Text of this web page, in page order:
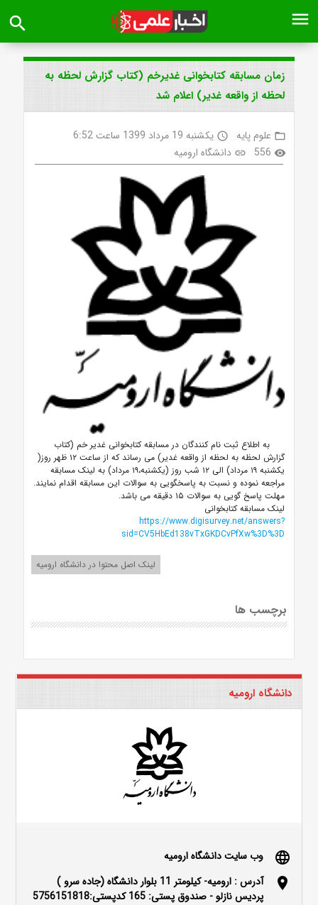
menu
search
زمان مسابقه کتابخوانی غدیرخم (کتاب گزارش لحظه به
لحظه از واقعه غدیر) اعلام شد
folder_open علوم پایه access_time یکشنبه 19 مرداد 1399 ساعت 6:52
visibility
556
link دانشگاه ارومیه
به اطلاع ثبت نام کنندگان در مسابقه کتابخوانی غدیر خم (کتاب
گزارش لحظه به لحظه از واقعه غدیر) می رساند که از ساعت ۱۲ ظهر روز(
یکشنبه ۱۹ مرداد) الی ۱۲ شب روز (یکشنبه،۱۹ مرداد) به لینک مسابقه
مراجعه نموده و نسبت به پاسخگویی به سوالات این مسابقه اقدام نمایند.
مهلت پاسخ گویی به سوالات ۱۵ دقیقه می باشد.
لینک مسابقه کتابخوانی
https://www.digisurvey.net/answers?
sid=CV5HbEd138vTxGKDCvPfXw%3D%3D
لینک اصل محتوا در دانشگاه ارومیه
برچسب ها
دانشگاه ارومیه
language وب سایت دانشگاه ارومیه
location_on
آدرس : ارومیه- کیلومتر 11 بلوار دانشگاه (جاده سرو )
پردیس نازلو - صندوق پستی: 165 کدپستی:5756151818